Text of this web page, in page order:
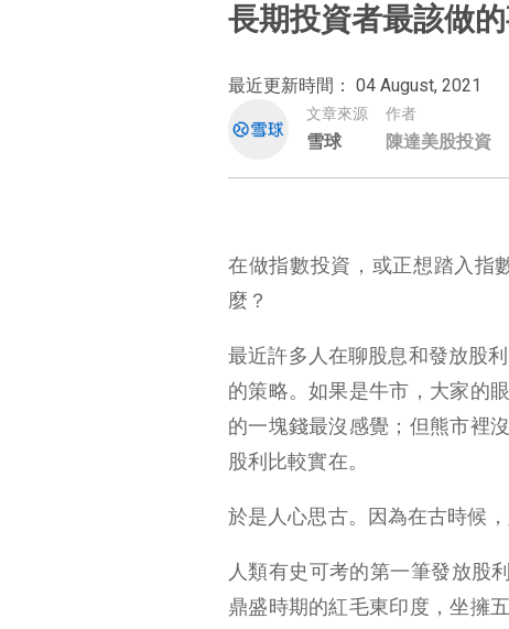
長期投資者最該做
最近更新時間： 04 August, 2021
文章來源
雪球
作者
陳達美股投資
在做指數投資，或正想踏入指
麼？
最近許多人在聊股息和發放股
的策略。如果是牛市，大家的
的一塊錢最沒感覺；但熊市裡
股利比較實在。
於是人心思古。因為在古時候
人類有史可考的第一筆發放股
鼎盛時期的紅毛東印度，坐擁